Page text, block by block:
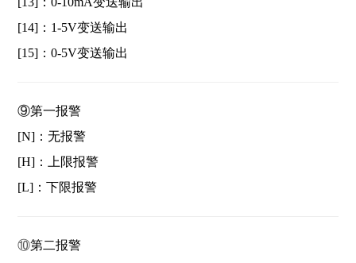
[14]：1-5V变送输出
[15]：0-5V变送输出
⑨第一报警
[N]：无报警
[H]：上限报警
[L]：下限报警
⑩第二报警